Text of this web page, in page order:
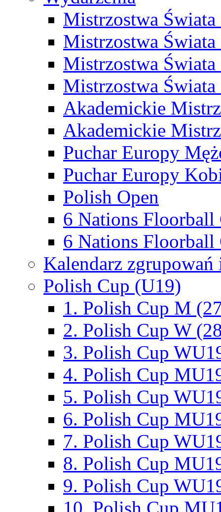
Mistrzostwa
Mistrzostwa
Mistrzostwa
Mistrzostwa
Akademickie
Akademickie
Puchar Europy
Puchar Europy
Polish Open
6 Nations Floorball
6 Nations Floorball
Kalendarz
Polish Cup (U19)
1. Polish Cup M
2. Polish Cup W
3. Polish Cup
4. Polish Cup
5. Polish Cup
6. Polish Cup
7. Polish Cup
8. Polish Cup
9. Polish Cup
10. Polish Cup